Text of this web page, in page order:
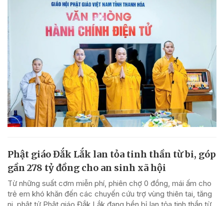
Phật giáo Đắk Lắk lan tỏa tinh thần từ bi, góp
gần 278 tỷ đồng cho an sinh xã hội
Từ những suất cơm miễn phí, phiên chợ 0 đồng, mái ấm cho
trẻ em khó khăn đến các chuyến cứu trợ vùng thiên tai, tăng